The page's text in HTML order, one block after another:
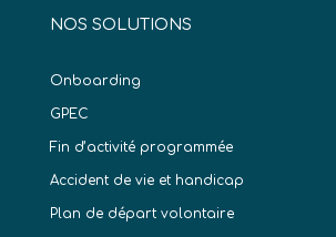
NOS SOLUTIONS
Onboarding
GPEC
Fin d’activité programmée
Accident de vie et handicap
Plan de départ volontaire